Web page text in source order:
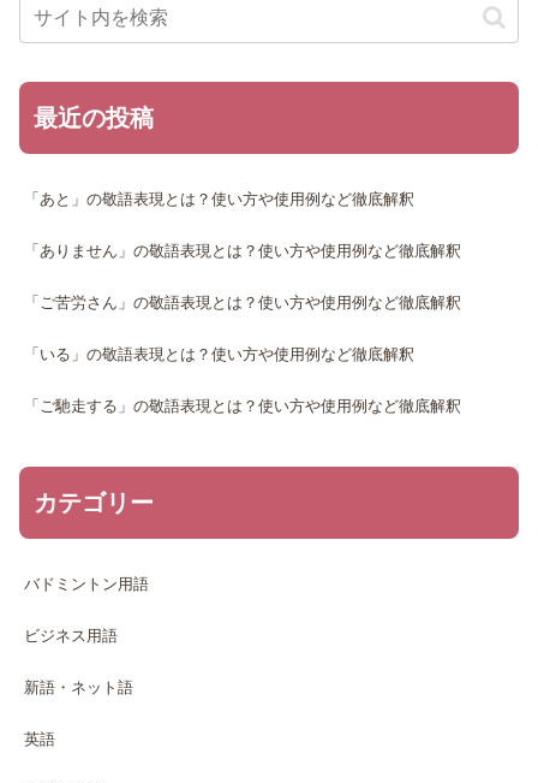
最近の投稿
「あと」の敬語表現とは？使い方や使用例など徹底解釈
「ありません」の敬語表現とは？使い方や使用例など徹底解釈
「ご苦労さん」の敬語表現とは？使い方や使用例など徹底解釈
「いる」の敬語表現とは？使い方や使用例など徹底解釈
「ご馳走する」の敬語表現とは？使い方や使用例など徹底解釈
カテゴリー
バドミントン用語
ビジネス用語
新語・ネット語
英語